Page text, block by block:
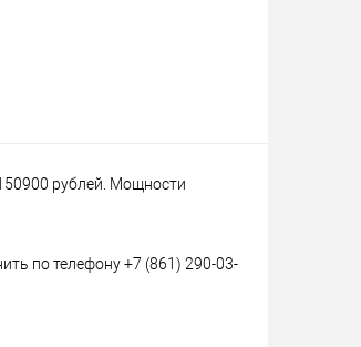
рублей. Мощности
по телефону +7 (861) 290-03-